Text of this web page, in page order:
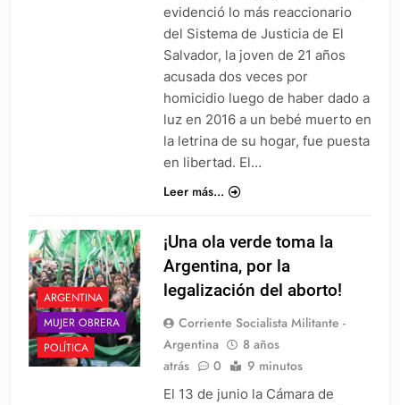
evidenció lo más reaccionario
del Sistema de Justicia de El
Salvador, la joven de 21 años
acusada dos veces por
homicidio luego de haber dado a
luz en 2016 a un bebé muerto en
la letrina de su hogar, fue puesta
en libertad. El…
Leer más...
ARGENTINA
MUJER OBRERA
POLÍTICA
¡Una ola verde toma la
Argentina, por la
legalización del aborto!
Corriente Socialista Militante -
Argentina
8 años
atrás
0 9 minutos
El 13 de junio la Cámara de